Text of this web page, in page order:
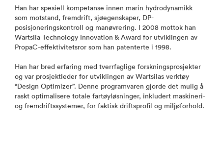
Han har spesiell kompetanse innen marin hydrodynamikk
som motstand, fremdrift, sjøegenskaper, DP-
posisjoneringskontroll og manøvrering. I 2008 mottok han
Wartsila Technology Innovation & Award for utviklingen av
PropaC-effektivitetsror som han patenterte i 1998.
Han har bred erfaring med tverrfaglige forskningsprosjekter
og var prosjektleder for utviklingen av Wartsilas verktøy
“Design Optimizer”. Denne programvaren gjorde det mulig å
raskt optimalisere totale fartøyløsninger, inkludert maskineri-
og fremdriftssystemer, for faktisk driftsprofil og miljøforhold.